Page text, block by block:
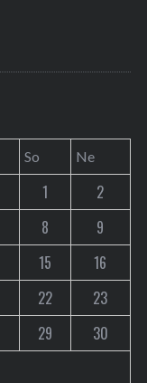
So Ne
1
2
8
9
15
16
22
23
29
30